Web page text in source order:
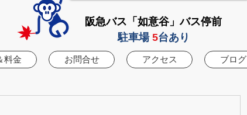
阪急バス「如意谷」バス停前
駐車場 5台あり
料金 お問合せ アクセス ブログ